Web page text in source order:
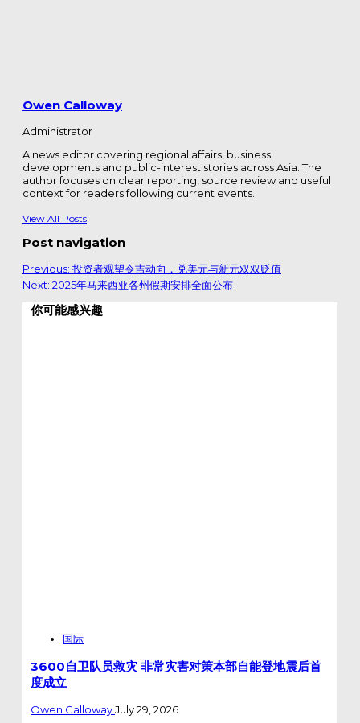
Owen Calloway
Administrator
A news editor covering regional affairs, business
developments and public-interest stories across Asia. The
author focuses on clear reporting, source review and useful
context for readers following current events.
View All Posts
Post navigation
Previous: 投资者观望令吉动向，兑美元与新元双双贬值
Next: 2025年马来西亚各州假期安排全面公布
你可能感兴趣
国际
3600自卫队员救灾 非常灾害对策本部自能登地震后首
度成立
Owen CallowayJuly 29, 2026